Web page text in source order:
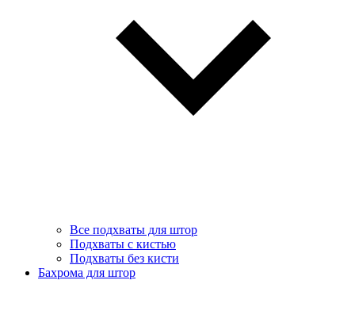
Все подхваты для штор
Подхваты с кистью
Подхваты без кисти
Бахрома для штор